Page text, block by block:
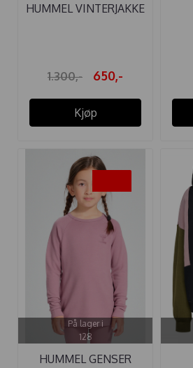
HUMMEL VINTERJAKKE
1.300,- 650,-
Kjøp
På lager i
128
HUMMEL GENSER